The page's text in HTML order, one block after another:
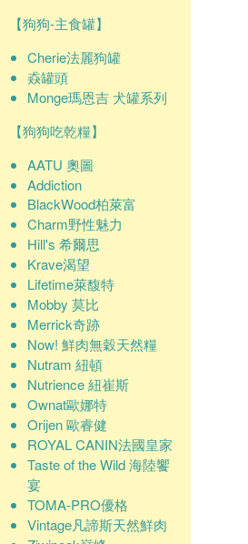
【狗狗-主食罐】
Cherie法麗狗罐
猋罐頭
Monge瑪恩吉 犬罐系列
【狗狗吃乾糧】
AATU 奧圖
Addiction
BlackWood柏萊富
Charm野性魅力
Hill's 希爾思
Krave渴望
Lifetime萊馥特
Mobby 莫比
Merrick奇跡
Now! 鮮肉無穀天然糧
Nutram 紐頓
Nutrience 紐崔斯
Ownat歐娜特
Orijen 歐睿健
ROYAL CANIN法國皇家
Taste of the Wild 海陸饗
宴
TOMA-PRO優格
Vintage凡諦斯天然鮮肉